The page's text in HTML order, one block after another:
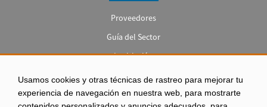
Usamos cookies y otras técnicas de rastreo para mejorar tu
experiencia de navegación en nuestra web, para mostrarte
Proveedores
Guía del Sector
Legislación
Empleo